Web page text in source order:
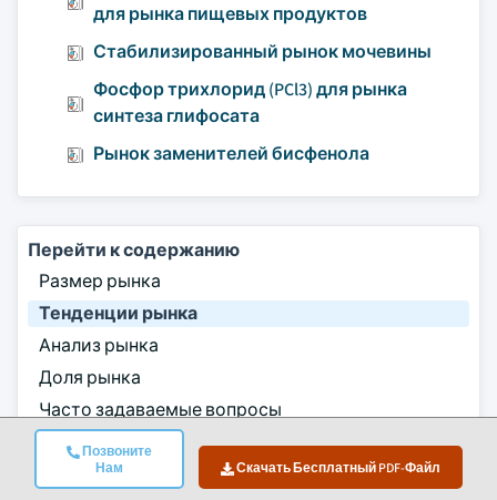
Позвоните
Нам
Скачать Бесплатный PDF-Файл
для рынка пищевых продуктов
Стабилизированный рынок мочевины
Фосфор трихлорид (PCl3) для рынка
синтеза глифосата
Рынок заменителей бисфенола
Перейти к содержанию
Размер рынка
Тенденции рынка
Анализ рынка
Доля рынка
Часто задаваемые вопросы
Методология исследования
Связанные отчёты